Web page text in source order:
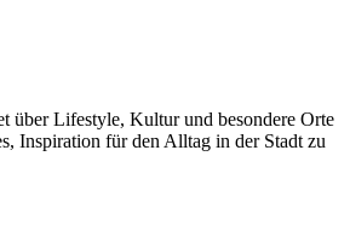
über Lifestyle, Kultur und besondere Orte
Inspiration für den Alltag in der Stadt zu